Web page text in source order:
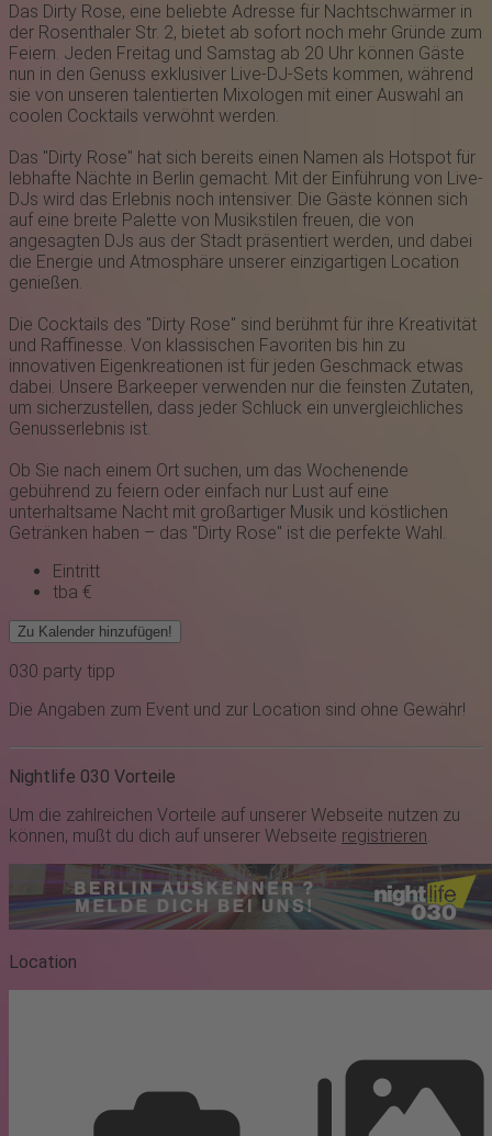
Das Dirty Ro se, eine beliebte Adresse für Nachtschwärmer in
der Rosenthaler Str. 2, bietet ab sofort noch mehr Gründe zum
Feiern. Jeden Freitag und Samstag ab 20 Uhr können Gäste
nun in den Genuss exklusiver Live-DJ-Sets kommen, während
sie von unseren talentierten Mixologen mit einer Auswahl an
coolen Cocktails verwöhnt werden.
Das "Dirty Ro se" hat sich bereits einen Namen als Hotspot für
lebhafte Nächte in Berlin gemacht. Mit der Einführung von Live-
DJs wird das Erlebnis noch intensiver. Die Gäste können sich
auf eine breite Palette von Musikstilen freuen, die von
angesagten DJs aus der Stadt präsentiert werden, und dabei
die Energie und Atmosphäre unserer einzigartigen Location
genießen.
Die Cocktails des "Dirty Rose" sind berühmt für ihre Kreativität
und Raffinesse. Von klassischen Favoriten bis hin zu
innovativen Eigenkreationen ist für jeden Geschmack etwas
dabei. Unsere Barkeeper verwenden nur die feinsten Zutaten,
um sicherzustellen, dass jeder Schluck ein unvergleichliches
Genusserlebnis ist.
Ob Sie nach einem Ort suchen, um das Wochenende
gebührend zu feiern oder einfach nur Lust auf eine
unterhaltsame Nacht mit großartiger Musik und köstlichen
Getränken haben – das "Dirty Rose" ist die perfekte Wahl.
Eintritt
tba €
Zu Kalender hinzufügen!
030 party tipp
Die Angaben zum Event und zur Location sind ohne Gewähr!
Nightlife 030 Vorteile
Um die zahlreichen Vorteile auf unserer Webseite nutzen zu
können, mußt du dich auf unserer Webseite registrieren.
Location